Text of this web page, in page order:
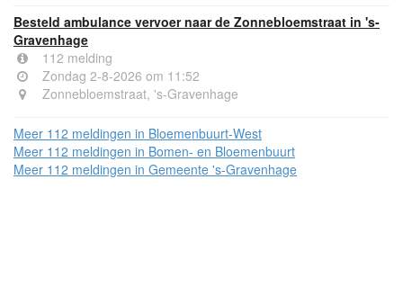
Besteld ambulance vervoer naar de Zonnebloemstraat in 's-
Gravenhage
112 melding
Zondag 2-8-2026 om 11:52
Zonnebloemstraat, 's-Gravenhage
Meer 112 meldingen in Bloemenbuurt-West
Meer 112 meldingen in Bomen- en Bloemenbuurt
Meer 112 meldingen in Gemeente 's-Gravenhage